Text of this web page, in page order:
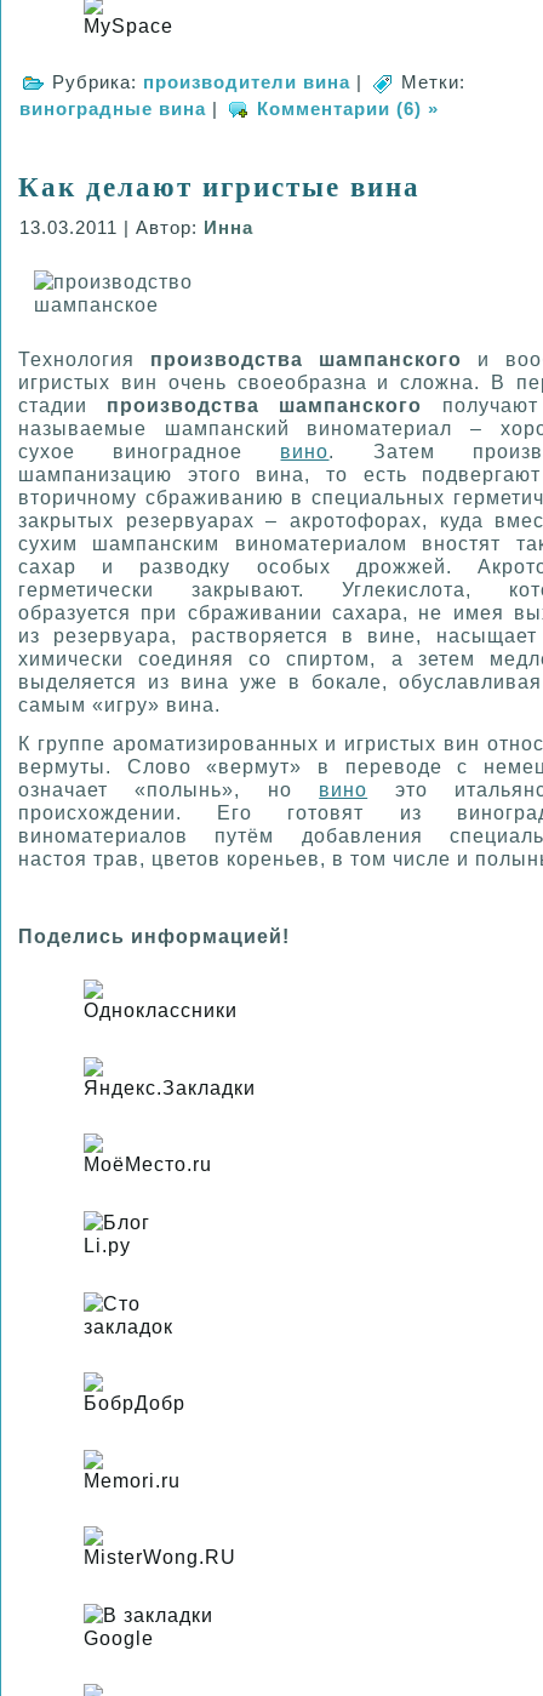
Рубрика: производители вина |
Метки:
виноградные вина | Комментарии (6) »
Как делают игристые вина
13.03.2011 | Автор: Инна
Технология производства шампанского и
игристых вин очень своеобразна и сложна. В
стадии производства шампанского
называемые шампанский виноматериал –
сухое виноградное вино. Затем
шампанизацию этого вина, то есть
вторичному сбраживанию в специальных
закрытых резервуарах – акротофорах, куда
сухим шампанским виноматериалом вностят
сахар и разводку особых дрожжей.
герметически закрывают. Углекислота,
образуется при сбраживании сахара, не имея
из резервуара, растворяется в вине, насыщает
химически соединяя со спиртом, а зетем
выделяется из вина уже в бокале,
самым «игру» вина.
К группе ароматизированных и игристых вин
вермуты. Слово «вермут» в переводе с
означает «полынь», но вино это
происхождении. Его готовят из
виноматериалов путём добавления
настоя трав, цветов кореньев, в том числе и
Поделись информацией!